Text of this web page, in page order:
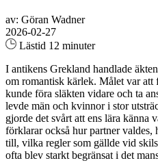
av: Göran Wadner
2026-02-27
Lästid 12 minuter
I antikens Grekland handlade
om romantisk kärlek. Målet var att
kunde föra släkten vidare och ta
levde män och kvinnor i stor
gjorde det svårt att ens lära känna
förklarar också hur partner
till, vilka regler som gällde vid
ofta blev starkt begränsat i det